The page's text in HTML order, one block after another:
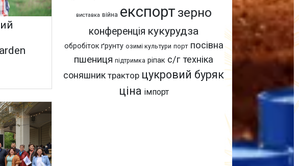
виставка війна експорт зерно
конференція кукурудза
обробіток ґрунту озимі культури порт посівна
пшениця підтримка ріпак с/г техніка
соняшник трактор цукровий буряк
ціна імпорт